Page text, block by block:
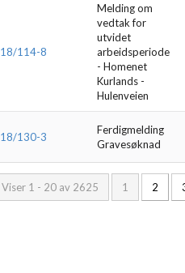
18/114-8
Melding om
vedtak for
utvidet
arbeidsperiode
- Homenet
Kurlands -
Hulenveien
18/130-3
Ferdigmelding
Gravesøknad
Viser 1 - 20 av 2625 1 2